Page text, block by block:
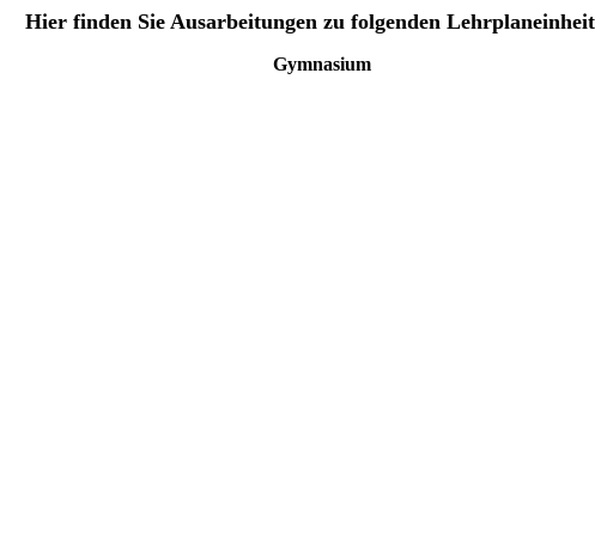
Hier finden Sie Ausarbeitungen zu folgenden
Gymnasium